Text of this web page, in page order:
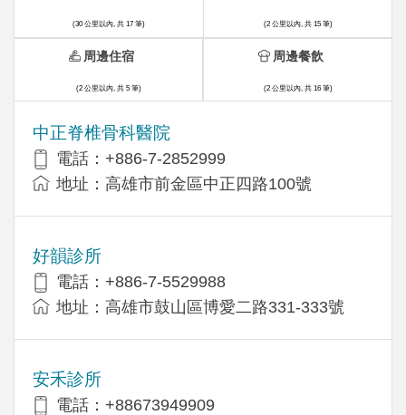
(30 公里以內, 共 17 筆)
中正脊椎骨科醫院
電話：+886-7-2852999
地址：高雄市前金區中正四路100號
好韻診所
電話：+886-7-5529988
地址：高雄市鼓山區博愛二路331-333號
安禾診所
電話：+88673949909
(2 公里以內, 共 15 筆)
周邊住宿
(2 公里以內, 共 5 筆)
周邊餐飲
(2 公里以內, 共 16 筆)